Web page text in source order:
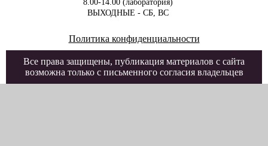
8.00-14.00 (лаборатория)
ВЫХОДНЫЕ - СБ, ВС
Политика конфиденциальности
Все права защищены, публикация материалов с сайта
возможна только с письменного согласия владельцев